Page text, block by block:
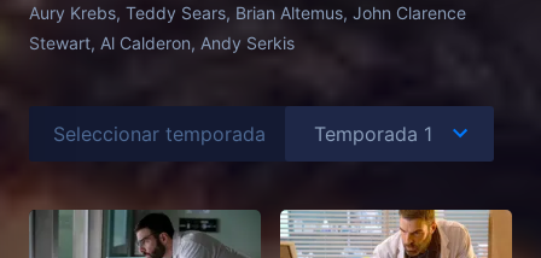
Aury Krebs, Teddy Sears, Brian Altemus, John Clarence
Stewart, Al Calderon, Andy Serkis
Seleccionar temporada